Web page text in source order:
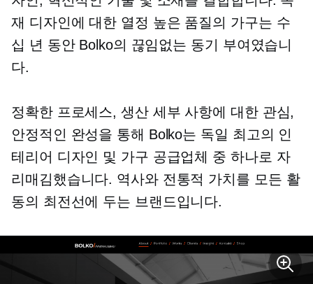
재 디자인에 대한 열정 높은 품질의 가구는 수
십 년 동안 Bolko의 끊임없는 동기 부여였습니
다.
정확한 프로세스, 생산 세부 사항에 대한 관심,
안정적인 완성을 통해 Bolko는 독일 최고의 인
테리어 디자인 및 가구 공급업체 중 하나로 자
리매김했습니다. 역사와 전통적 가치를 모든 활
동의 최전선에 두는 브랜드입니다.